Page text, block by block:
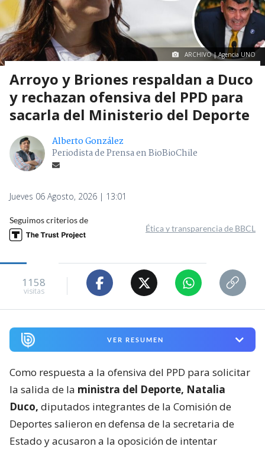
ARCHIVO | Agencia UNO
Arroyo y Briones respaldan a Duco
y rechazan ofensiva del PPD para
sacarla del Ministerio del Deporte
Alberto González
Periodista de Prensa en BioBioChile
Jueves 06 Agosto, 2026 | 13:01
Seguimos criterios de
Ética y transparencia de BBCL
1158
visitas
VER RESUMEN
Como respuesta a la ofensiva del PPD para solicitar
la salida de la ministra del Deporte, Natalia
Duco, diputados integrantes de la Comisión de
Deportes salieron en defensa de la secretaria de
Estado y acusaron a la oposición de intentar